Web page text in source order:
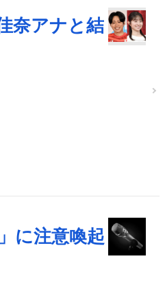
奈アナと結
に注意喚起